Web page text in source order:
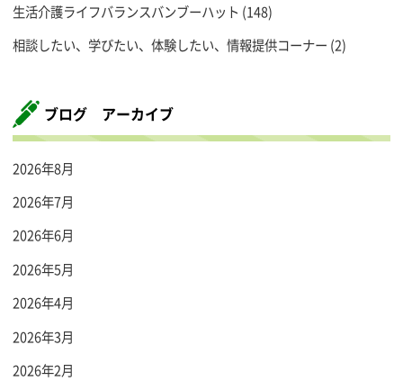
生活介護ライフバランスバンブーハット (148)
相談したい、学びたい、体験したい、情報提供コーナー (2)
ブログ アーカイブ
2026年8月
2026年7月
2026年6月
2026年5月
2026年4月
2026年3月
2026年2月